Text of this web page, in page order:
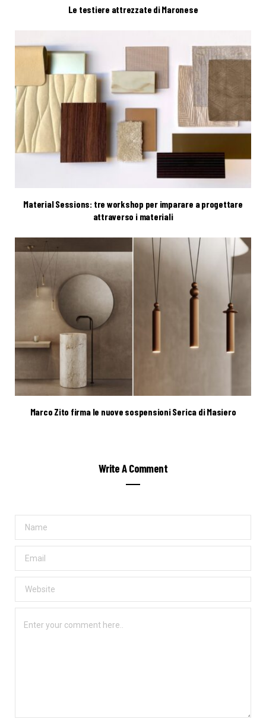
Le testiere attrezzate di Maronese
Material Sessions: tre workshop per imparare a progettare
attraverso i materiali
Marco Zito firma le nuove sospensioni Serica di Masiero
Write A Comment